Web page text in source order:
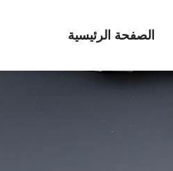
الصفحة الرئيسية